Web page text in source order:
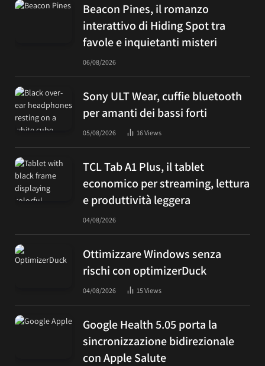
Beacon Pines, il romanzo
interattivo di Hiding Spot tra
favole e inquietanti misteri
06/08/2026
Sony ULT Wear, cuffie bluetooth
per amanti dei bassi forti
05/08/2026 16Views
TCL Tab A1 Plus, il tablet
economico per streaming, lettura
e produttività leggera
04/08/2026
Ottimizzare Windows senza
rischi con optimizerDuck
04/08/2026 15Views
Google Health 5.05 porta la
sincronizzazione bidirezionale
con Apple Salute